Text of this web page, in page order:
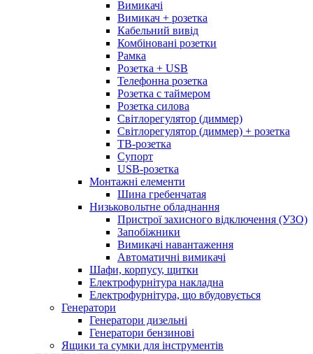
Вимикачі
Вимикач + розетка
Кабельний вивід
Комбіновані розетки
Рамка
Розетка + USB
Телефонна розетка
Розетка с таймером
Розетка силова
Світлорегулятор (диммер)
Світлорегулятор (диммер) + розетка
ТВ-розетка
Супорт
USB-розетка
Монтажні елементи
Шина гребенчатая
Низьковольтне обладнання
Пристрої захисного відключення (УЗО)
Запобіжники
Вимикачі навантаження
Автоматичні вимикачі
Шафи, корпусу, щитки
Електрофурнітура накладна
Електрофурнітура, що вбудовується
Генератори
Генератори дизельні
Генератори бензинові
Ящики та сумки для інструментів